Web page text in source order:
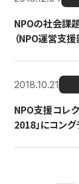
NPOの社会課
（NPO運営支
2018.10.21
NPO支援コレ
2018」にコン